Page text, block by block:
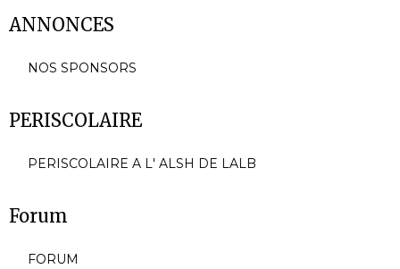
ANNONCES
NOS SPONSORS
PERISCOLAIRE
PERISCOLAIRE A L' ALSH DE LALB
Forum
FORUM